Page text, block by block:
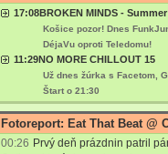
17:08BROKEN MINDS -
Košice pozor! Dnes
DéjaVu oproti Teledomu!
11:29NO MORE CHILLOUT 15
Už dnes žúrka s Facetom,
Štart o 21:30
Fotoreport: Eat That Beat @
00:26 Prvý deň prázdnin patril